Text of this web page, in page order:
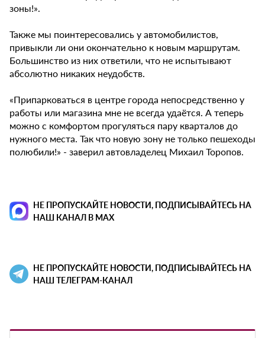
зоны!».
Также мы поинтересовались у автомобилистов,
привыкли ли они окончательно к новым маршрутам.
Большинство из них ответили, что не испытывают
абсолютно никаких неудобств.
«Припарковаться в центре города непосредственно у
работы или магазина мне не всегда удаётся. А теперь
можно с комфортом прогуляться пару кварталов до
нужного места. Так что новую зону не только пешеходы
полюбили!» - заверил автовладелец Михаил Торопов.
НЕ ПРОПУСКАЙТЕ НОВОСТИ, ПОДПИСЫВАЙТЕСЬ НА
НАШ КАНАЛ В MAX
НЕ ПРОПУСКАЙТЕ НОВОСТИ, ПОДПИСЫВАЙТЕСЬ НА
НАШ ТЕЛЕГРАМ-КАНАЛ